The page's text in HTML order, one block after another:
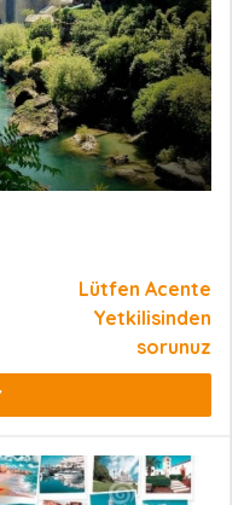
Lütfen Acente
Yetkilisinden
sorunuz